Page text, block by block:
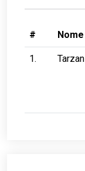
# Nome
1. Tarzan